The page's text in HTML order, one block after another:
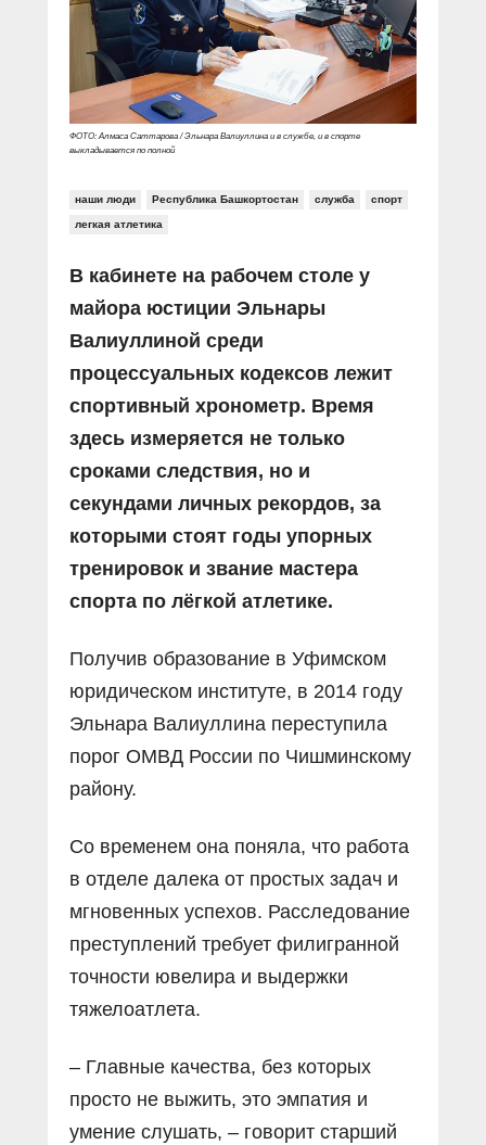
Социальные ролики
Документальные фильмы
Прямой разговор
В знании сила
Специальный репортаж
КиберПОСТОВОЙ
Газета «Щит и меч»
Журнал «Полиция России»
О ПОРТАЛЕ
Контакты
Вакансии
ФОТО: Алмаса Саттарова / Эльнара Валиуллина и в службе, и в спорте
выкладывается по полной
наши люди Республика Башкортостан служба спорт
легкая атлетика
В кабинете на рабочем столе у
майора юстиции Эльнары
Валиуллиной среди
процессуальных кодексов лежит
спортивный хронометр. Время
здесь измеряется не только
сроками следствия, но и
секундами личных рекордов, за
которыми стоят годы упорных
тренировок и звание мастера
спорта по лёгкой атлетике.
Получив образование в Уфимском
юридическом институте, в 2014 году
Эльнара Валиуллина переступила
порог ОМВД России по Чишминскому
району.
Со временем она поняла, что работа
в отделе далека от простых задач и
мгновенных успехов. Расследование
преступлений требует филигранной
точности ювелира и выдержки
тяжелоатлета.
– Главные качества, без которых
просто не выжить, это эмпатия и
умение слушать, – говорит старший